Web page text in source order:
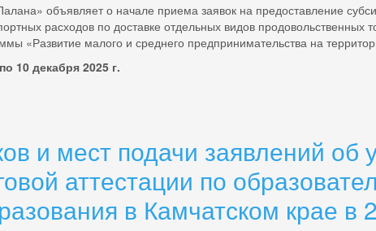
объявляет о начале приема заявок на предоставление
расходов по доставке отдельных видов продовольственных
«Развитие малого и среднего предпринимательства на
10 декабря 2025 г.
и мест подачи заявлений об
аттестации по
в Камчатском крае в